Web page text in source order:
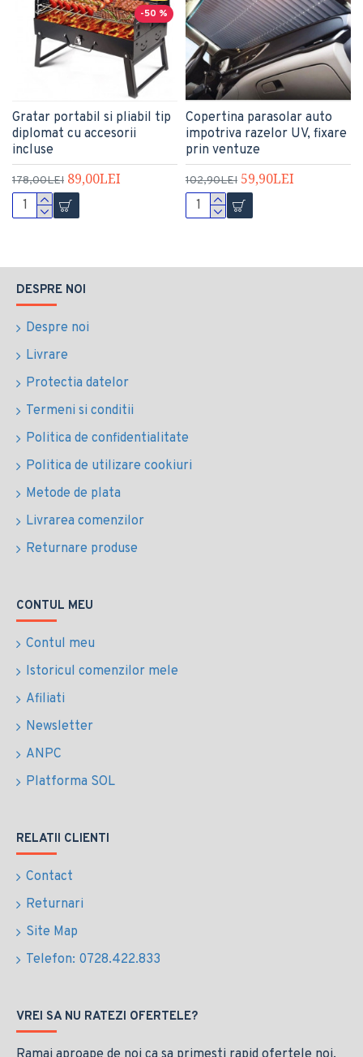
-50 %
Gratar portabil si pliabil tip
diplomat cu accesorii
incluse
178,00LEI 89,00LEI
Copertina parasolar auto
impotriva razelor UV, fixare
prin ventuze
102,90LEI 59,90LEI
DESPRE NOI
Despre noi
Livrare
Protectia datelor
Termeni si conditii
Politica de confidentialitate
Politica de utilizare cookiuri
Metode de plata
Livrarea comenzilor
Returnare produse
CONTUL MEU
Contul meu
Istoricul comenzilor mele
Afiliati
Newsletter
ANPC
Platforma SOL
RELATII CLIENTI
Contact
Returnari
Site Map
Telefon: 0728.422.833
VREI SA NU RATEZI OFERTELE?